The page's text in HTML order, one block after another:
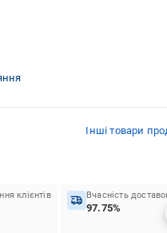
Інші товари
клієнтів Вчасність
97.75%